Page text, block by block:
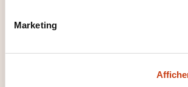
Marketing